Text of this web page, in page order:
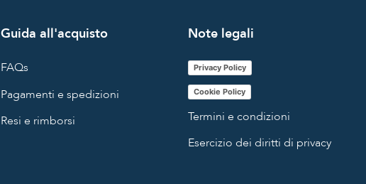
Guida all'acquisto
FAQs
Pagamenti e spedizioni
Resi e rimborsi
Note legali
Privacy Policy
Cookie Policy
Termini e condizioni
Esercizio dei diritti di privacy